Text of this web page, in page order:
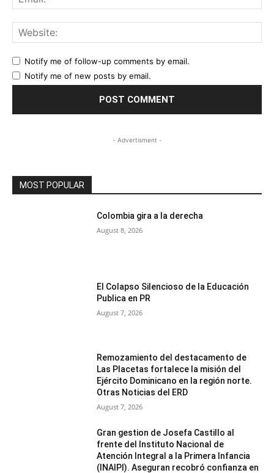
Notify me of follow-up comments by email.
Notify me of new posts by email.
- Advertisment -
MOST POPULAR
Colombia gira a la derecha
August 8, 2026
El Colapso Silencioso de la Educación
Publica en PR
August 7, 2026
Remozamiento del destacamento de
Las Placetas fortalece la misión del
Ejército Dominicano en la región norte.
Otras Noticias del ERD
August 7, 2026
Gran gestion de Josefa Castillo al
frente del Instituto Nacional de
Atención Integral a la Primera Infancia
(INAIPI). Aseguran recobró confianza en